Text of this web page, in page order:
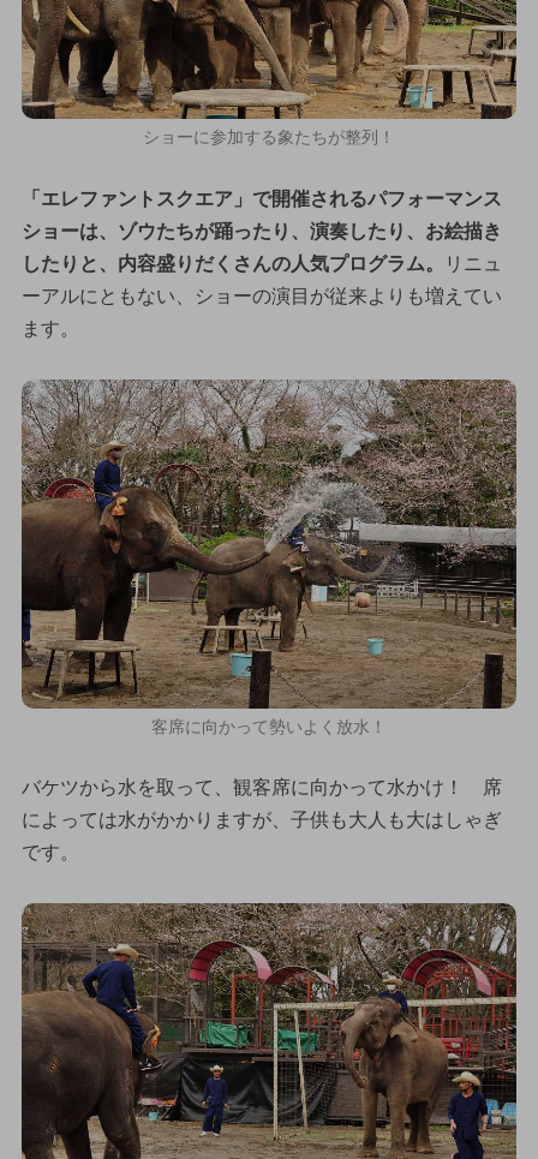
ショーに参加する象たちが整列！
「エレファントスクエア」で開催されるパフォーマンス
ショーは、ゾウたちが踊ったり、演奏したり、お絵描き
したりと、内容盛りだくさんの人気プログラム。
リニュ
ーアルにともない、ショーの演目が従来よりも増えてい
ます。
客席に向かって勢いよく放水！
バケツから水を取って、観客席に向かって水かけ！ 席
によっては水がかかりますが、子供も大人も大はしゃぎ
です。